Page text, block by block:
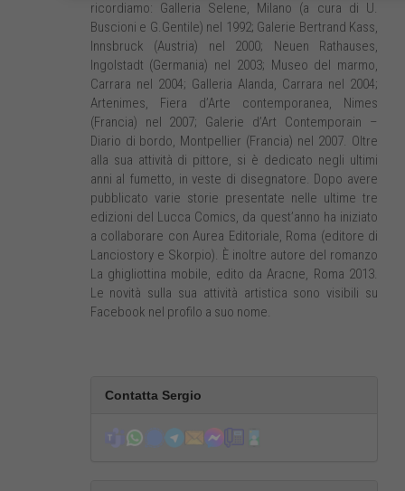
ricordiamo: Galleria Selene, Milano (a cura di U.
Buscioni e G.Gentile) nel 1992; Galerie Bertrand Kass,
Innsbruck (Austria) nel 2000; Neuen Rathauses,
Ingolstadt (Germania) nel 2003; Museo del marmo,
Carrara nel 2004; Galleria Alanda, Carrara nel 2004;
Artenimes, Fiera d’Arte contemporanea, Nimes
(Francia) nel 2007; Galerie d’Art Contemporain –
Diario di bordo, Montpellier (Francia) nel 2007. Oltre
alla sua attività di pittore, si è dedicato negli ultimi
anni al fumetto, in veste di disegnatore. Dopo avere
pubblicato varie storie presentate nelle ultime tre
edizioni del Lucca Comics, da quest’anno ha iniziato
a collaborare con Aurea Editoriale, Roma (editore di
Lanciostory e Skorpio). È inoltre autore del romanzo
La ghigliottina mobile, edito da Aracne, Roma 2013.
Le novità sulla sua attività artistica sono visibili su
Facebook nel profilo a suo nome.
Contatta Sergio